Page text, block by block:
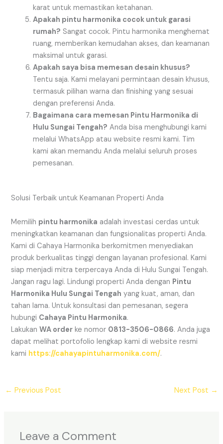
karat untuk memastikan ketahanan.
Apakah pintu harmonika cocok untuk garasi
rumah? Sangat cocok. Pintu harmonika menghemat
ruang, memberikan kemudahan akses, dan keamanan
maksimal untuk garasi.
Apakah saya bisa memesan desain khusus?
Tentu saja. Kami melayani permintaan desain khusus,
termasuk pilihan warna dan finishing yang sesuai
dengan preferensi Anda.
Bagaimana cara memesan Pintu Harmonika di
Hulu Sungai Tengah? Anda bisa menghubungi kami
melalui WhatsApp atau website resmi kami. Tim
kami akan memandu Anda melalui seluruh proses
pemesanan.
Solusi Terbaik untuk Keamanan Properti Anda
Memilih pintu harmonika adalah investasi cerdas untuk
meningkatkan keamanan dan fungsionalitas properti Anda.
Kami di Cahaya Harmonika berkomitmen menyediakan
produk berkualitas tinggi dengan layanan profesional. Kami
siap menjadi mitra terpercaya Anda di Hulu Sungai Tengah.
Jangan ragu lagi. Lindungi properti Anda dengan Pintu
Harmonika Hulu Sungai Tengah yang kuat, aman, dan
tahan lama. Untuk konsultasi dan pemesanan, segera
hubungi Cahaya Pintu Harmonika.
LakukanWA order ke nomor 0813-3506-0866. Anda juga
dapat melihat portofolio lengkap kami di website resmi
kami https://cahayapintuharmonika.com/.
← Previous Post Next Post →
Leave a Comment